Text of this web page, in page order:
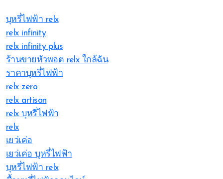
บุหรี่ไฟฟ้า relx
relx infinity
relx infinity plus
ร้านขายหัวพอต relx ใกล้ฉัน
ราคาบุหรี่ไฟฟ้า
relx zero
relx artisan
relx บุหรี่ไฟฟ้า
relx
เยว่เค่อ
เยว่เค่อ บุหรี่ไฟฟ้า
บุหรี่ไฟฟ้า relx